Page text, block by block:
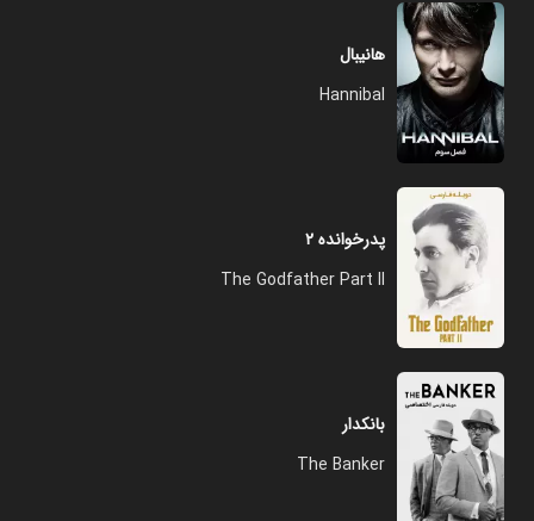
هانیبال
Hannibal
پدرخوانده ۲
The Godfather Part II
بانکدار
The Banker